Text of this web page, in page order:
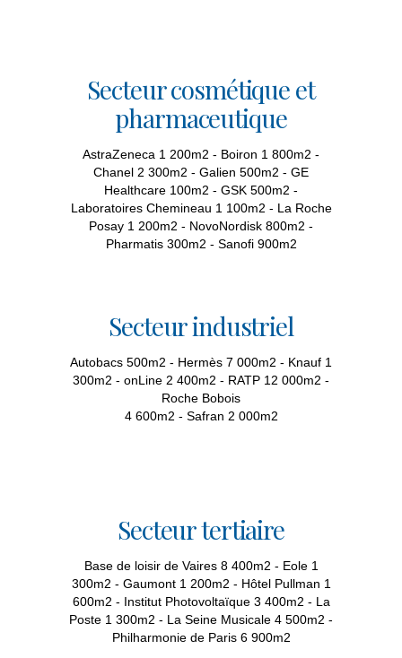
Secteur cosmétique et
pharmaceutique
AstraZeneca 1 200m2 - Boiron 1 800m2 -
Chanel 2 300m2 - Galien 500m2 - GE
Healthcare 100m2 - GSK 500m2 -
Laboratoires Chemineau 1 100m2 - La Roche
Posay 1 200m2 - NovoNordisk 800m2 -
Pharmatis 300m2 - Sanofi 900m2
Secteur industriel
Autobacs 500m2 - Hermès 7 000m2 - Knauf 1
300m2 - onLine 2 400m2 - RATP 12 000m2 -
Roche Bobois
4 600m2 - Safran 2 000m2
Secteur tertiaire
Base de loisir de Vaires 8 400m2 - Eole 1
300m2 - Gaumont 1 200m2 - Hôtel Pullman 1
600m2 - Institut Photovoltaïque 3 400m2 - La
Poste 1 300m2 - La Seine Musicale 4 500m2 -
Philharmonie de Paris 6 900m2